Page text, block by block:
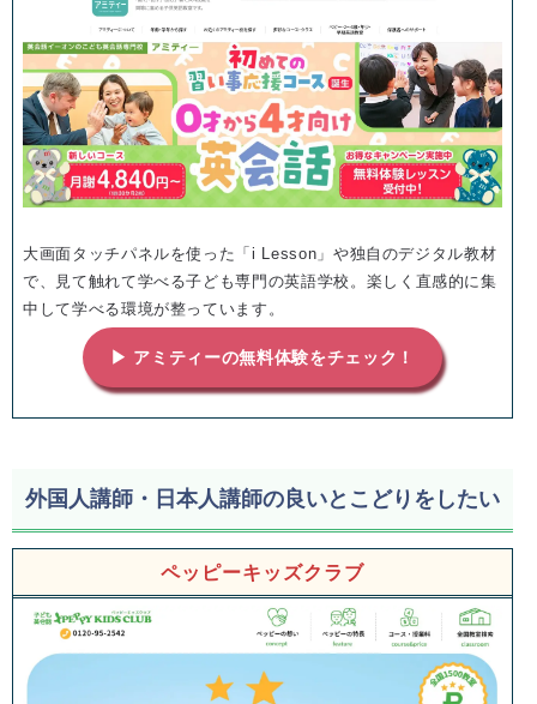
大画面タッチパネルを使った「i Lesson」や独自のデジタル教材
で、見て触れて学べる子ども専門の英語学校。楽しく直感的に集
中して学べる環境が整っています。
▶ アミティーの無料体験をチェック！
外国人講師・日本人講師の良いとこどりをしたい
ペッピーキッズクラブ